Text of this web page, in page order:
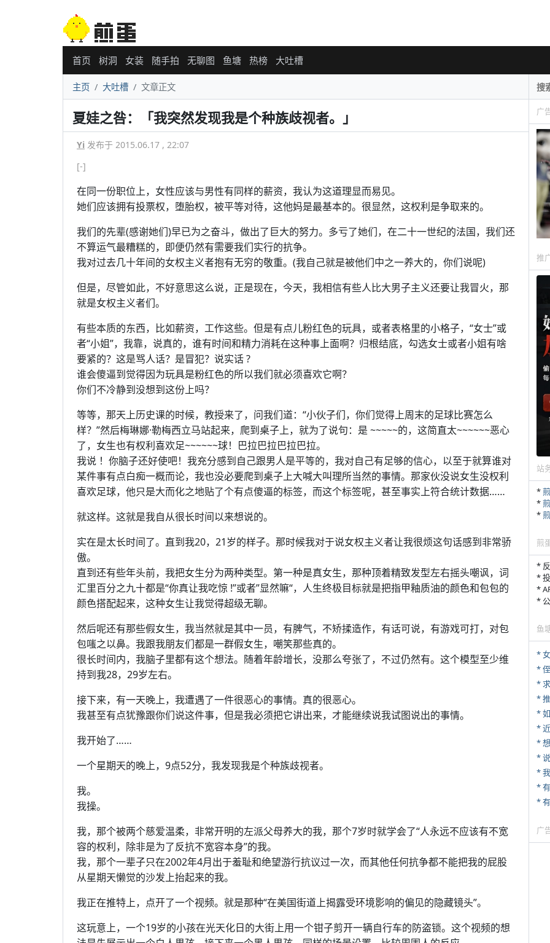
首页 树洞 女装 随手拍 无聊图 鱼塘 热榜 大吐槽
主页 大吐槽 文章正文
夏娃之咎：「我突然发现我是个种族歧视者。」
Yi 发布于 2015.06.17 , 22:07
[-]
在同一份职位上，女性应该与男性有同样的薪资，我认为这道理显而易见。
她们应该拥有投票权，堕胎权，被平等对待，这他妈是最基本的。很显然，这权利是争取来的。
我们的先辈(感谢她们)早已为之奋斗，做出了巨大的努力。多亏了她们，在二十一世纪的法国，我们还
不算运气最糟糕的，即便仍然有需要我们实行的抗争。
我对过去几十年间的女权主义者抱有无穷的敬重。(我自己就是被他们中之一养大的，你们说呢)
但是，尽管如此，不好意思这么说，正是现在，今天，我相信有些人比大男子主义还要让我冒火，那
就是女权主义者们。
有些本质的东西，比如薪资，工作这些。但是有点儿粉红色的玩具，或者表格里的小格子，“女士”或
者“小姐”，我靠，说真的，谁有时间和精力消耗在这种事上面啊？归根结底，勾选女士或者小姐有啥
要紧的？这是骂人话？是冒犯？说实话 ?
谁会傻逼到觉得因为玩具是粉红色的所以我们就必须喜欢它啊？
你们不冷静到没想到这份上吗？
等等，那天上历史课的时候，教授来了，问我们道：“小伙子们，你们觉得上周末的足球比赛怎么
样？”然后梅琳娜·勒梅西立马站起来，爬到桌子上，就为了说句：是 ~~~~~的，这简直太~~~~~~恶心
了，女生也有权利喜欢足~~~~~~球！巴拉巴拉巴拉巴拉。
我说 ！你脑子还好使吧！我充分感到自己跟男人是平等的，我对自己有足够的信心，以至于就算谁对
某件事有点白痴一概而论，我也没必要爬到桌子上大喊大叫理所当然的事情。那家伙没说女生没权利
喜欢足球，他只是大而化之地贴了个有点傻逼的标签，而这个标签呢，甚至事实上符合统计数据……
就这样。这就是我自从很长时间以来想说的。
实在是太长时间了。直到我20，21岁的样子。那时候我对于说女权主义者让我很烦这句话感到非常骄
傲。
直到还有些年头前，我把女生分为两种类型。第一种是真女生，那种顶着精致发型左右摇头嘲讽，词
汇里百分之九十都是“你真让我吃惊 !”或者”显然嘛“，人生终极目标就是把指甲釉质油的颜色和包包的
颜色搭配起来，这种女生让我觉得超级无聊。
然后呢还有那些假女生，我当然就是其中一员，有脾气，不矫揉造作，有话可说，有游戏可打，对包
包嗤之以鼻。我跟我朋友们都是一群假女生，嘲笑那些真的。
很长时间内，我脑子里都有这个想法。随着年龄增长，没那么夸张了，不过仍然有。这个模型至少维
持到我28，29岁左右。
接下来，有一天晚上，我遭遇了一件很恶心的事情。真的很恶心。
我甚至有点犹豫跟你们说这件事，但是我必须把它讲出来，才能继续说我试图说出的事情。
我开始了……
一个星期天的晚上，9点52分，我发现我是个种族歧视者。
我。
我操。
我，那个被两个慈爱温柔，非常开明的左派父母养大的我，那个7岁时就学会了“人永远不应该有不宽
容的权利，除非是为了反抗不宽容本身”的我。
我，那个一辈子只在2002年4月出于羞耻和绝望游行抗议过一次，而其他任何抗争都不能把我的屁股
从星期天懒觉的沙发上抬起来的我。
我正在推特上，点开了一个视频。就是那种“在美国街道上揭露受环境影响的偏见的隐藏镜头”。
这玩意上，一个19岁的小孩在光天化日的大街上用一个钳子剪开一辆自行车的防盗锁。这个视频的想
广
推
站
*
*
*
煎
*
*
*
*
鱼
*
*
*
*
*
*
*
*
*
广